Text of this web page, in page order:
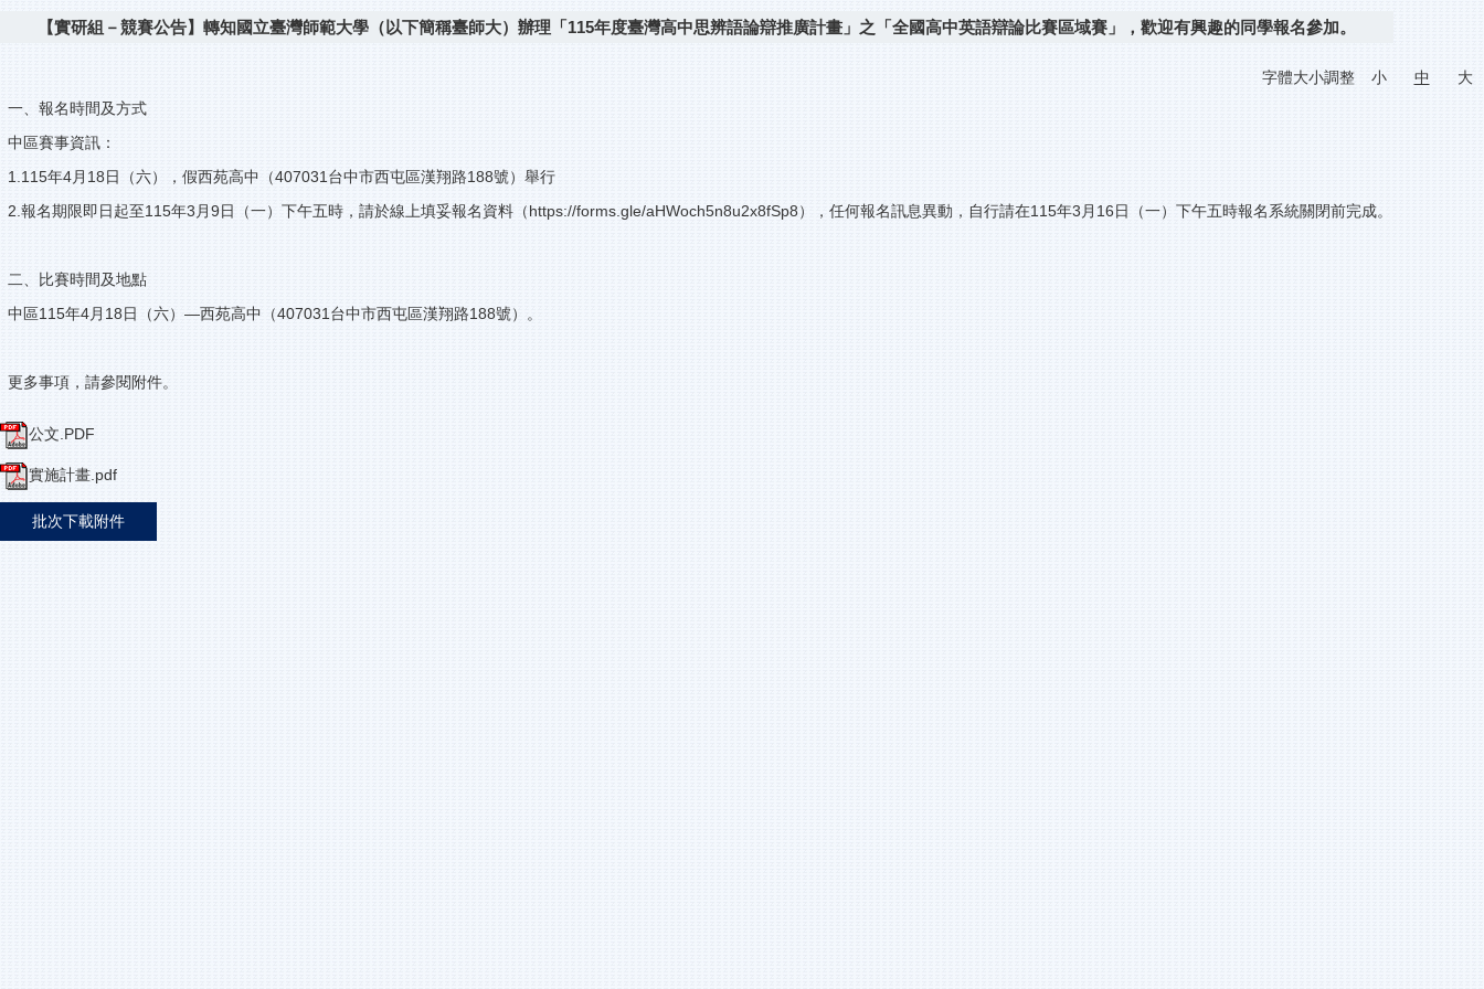
【實研組－競賽公告】轉知國立臺灣師範大學（以下簡稱臺師大）辦理「115年度臺灣高中思辨語論辯推廣計畫」之「全國高中英語辯論比賽區域賽」，歡迎有興趣的同學報名參加。
字體大小調整 小 中
大
一、報名時間及方式
中區賽事資訊：
1.115年4月18日（六），假西苑高中（407031台中市西屯區漢翔路188號）舉行
2.報名期限即日起至115年3月9日（一）下午五時，請於線上填妥報名資料（https://forms.gle/aHWoch5n8u2x8fSp8），任何報名訊息異動，自行請在115年3月16日（一）下午五時報名系統關閉前完成。
二、比賽時間及地點
中區115年4月18日（六）—西苑高中（407031台中市西屯區漢翔路188號）。
更多事項，請參閱附件。
公文.PDF
實施計畫.pdf
批次下載附件